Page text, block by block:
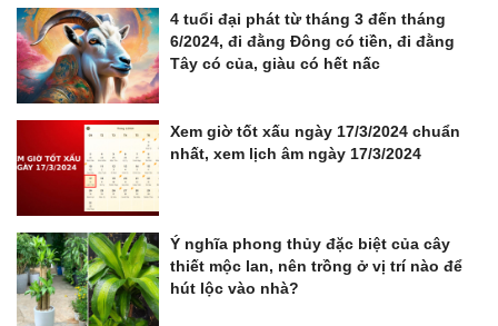
4 tuổi đại phát từ tháng 3 đến tháng
6/2024, đi đằng Đông có tiền, đi đằng
Tây có của, giàu có hết nấc
Xem giờ tốt xấu ngày 17/3/2024 chuẩn
nhất, xem lịch âm ngày 17/3/2024
Ý nghĩa phong thủy đặc biệt của cây
thiết mộc lan, nên trồng ở vị trí nào để
hút lộc vào nhà?